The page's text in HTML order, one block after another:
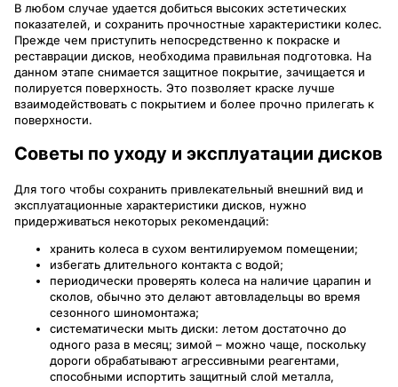
В любом случае удается добиться высоких эстетических
показателей, и сохранить прочностные характеристики колес.
Прежде чем приступить непосредственно к покраске и
реставрации дисков, необходима правильная подготовка. На
данном этапе снимается защитное покрытие, зачищается и
полируется поверхность. Это позволяет краске лучше
взаимодействовать с покрытием и более прочно прилегать к
поверхности.
Советы по уходу и эксплуатации дисков
Для того чтобы сохранить привлекательный внешний вид и
эксплуатационные характеристики дисков, нужно
придерживаться некоторых рекомендаций:
хранить колеса в сухом вентилируемом помещении;
избегать длительного контакта с водой;
периодически проверять колеса на наличие царапин и
сколов, обычно это делают автовладельцы во время
сезонного шиномонтажа;
систематически мыть диски: летом достаточно до
одного раза в месяц; зимой – можно чаще, поскольку
дороги обрабатывают агрессивными реагентами,
способными испортить защитный слой металла,